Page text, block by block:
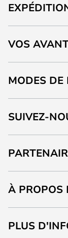
VOS
MODES DE
SUIVEZ-
À PROPOS
PLUS